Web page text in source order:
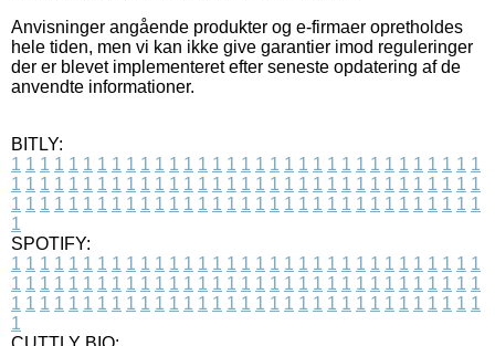
Anvisninger angående produkter og e-firmaer opretholdes
hele tiden, men vi kan ikke give garantier imod reguleringer
der er blevet implementeret efter seneste opdatering af de
anvendte informationer.
BITLY:
1 1 1 1 1 1 1 1 1 1 1 1 1 1 1 1 1 1 1 1 1 1 1 1 1 1 1 1 1 1 1 1 1
1 1 1 1 1 1 1 1 1 1 1 1 1 1 1 1 1 1 1 1 1 1 1 1 1 1 1 1 1 1 1 1 1
1 1 1 1 1 1 1 1 1 1 1 1 1 1 1 1 1 1 1 1 1 1 1 1 1 1 1 1 1 1 1 1 1
1
SPOTIFY:
1 1 1 1 1 1 1 1 1 1 1 1 1 1 1 1 1 1 1 1 1 1 1 1 1 1 1 1 1 1 1 1 1
1 1 1 1 1 1 1 1 1 1 1 1 1 1 1 1 1 1 1 1 1 1 1 1 1 1 1 1 1 1 1 1 1
1 1 1 1 1 1 1 1 1 1 1 1 1 1 1 1 1 1 1 1 1 1 1 1 1 1 1 1 1 1 1 1 1
1